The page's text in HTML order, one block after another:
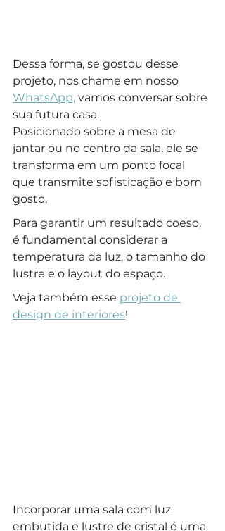
Dessa forma, se gostou desse
projeto, nos chame em nosso
WhatsApp, vamos conversar sobre
sua futura casa.
Posicionado sobre a mesa de
jantar ou no centro da sala, ele se
transforma em um ponto focal
que transmite sofisticação e bom
gosto.
Para garantir um resultado coeso,
é fundamental considerar a
temperatura da luz, o tamanho do
lustre e o layout do espaço.
Veja também esse projeto de
design de interiores!
Incorporar uma sala com luz
embutida e lustre de cristal é uma